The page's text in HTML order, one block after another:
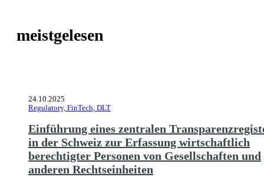
meistgelesen
24.10.2025
Regulatory, FinTech, DLT
Einführung eines zentralen
in der Schweiz zur Erfassung wirtschaftlich
berechtigter Personen von Gesellschaften und
anderen Rechtseinheiten